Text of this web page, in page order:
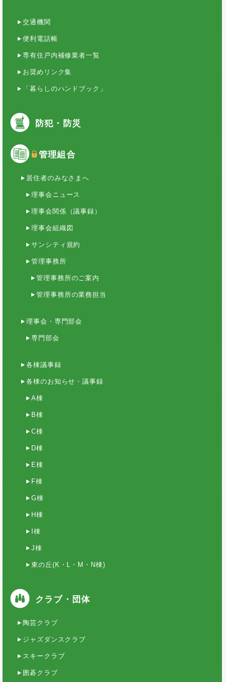
交通機関
便利電話帳
専有住戸内補修業者一覧
お奨めリンク集
「暮らしのハンドブック」
防犯・防災
管理組合
居住者のみなさまへ
理事会ニュース
理事会関係（議事録）
理事会組織図
サンシティ規約
管理事務所
管理事務所のご案内
管理事務所の業務担当
理事会・専門部会
専門部会
各棟議事録
各棟のお知らせ・議事録
A棟
B棟
C棟
D棟
E棟
F棟
G棟
H棟
I棟
J棟
東の丘(K・L・M・N棟)
クラブ・団体
陶芸クラブ
ジャズダンスクラブ
スキークラブ
囲碁クラブ